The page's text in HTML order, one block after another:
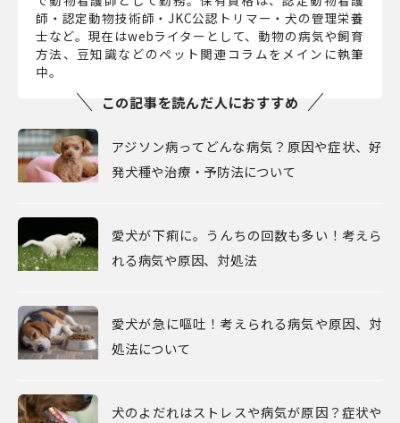
師・認定動物技術師・JKC公認トリマー・犬の管理栄養
士など。現在はwebライターとして、動物の病気や飼育
方法、豆知識などのペット関連コラムをメインに執筆
中。
この記事を読んだ人におすすめ
アジソン病ってどんな病気？原因や症状、好
発犬種や治療・予防法について
愛犬が下痢に。うんちの回数も多い！考えら
れる病気や原因、対処法
愛犬が急に嘔吐！考えられる病気や原因、対
処法について
犬のよだれはストレスや病気が原因？症状や